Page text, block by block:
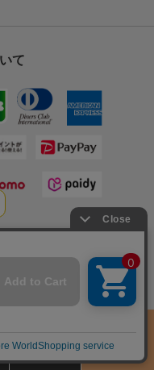
て
ト、楽天ペイ、PayPay、
決済の中からお選び下さ
カート